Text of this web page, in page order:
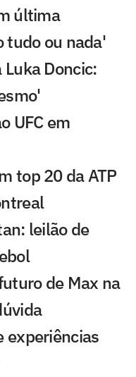
última
tudo ou nada'
Doncic:
UFC em
top 20 da ATP
leilão de
de Max na
experiências